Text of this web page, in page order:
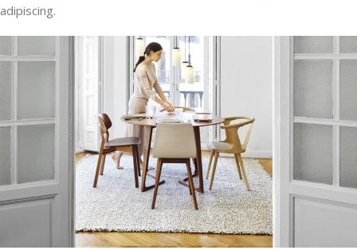
adipiscing.